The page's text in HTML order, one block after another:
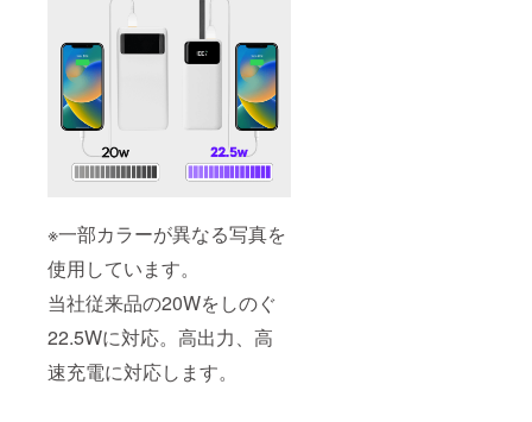
※一部カラーが異なる写真を
使用しています。
当社従来品の20Wをしのぐ
22.5Wに対応。高出力、高
速充電に対応します。